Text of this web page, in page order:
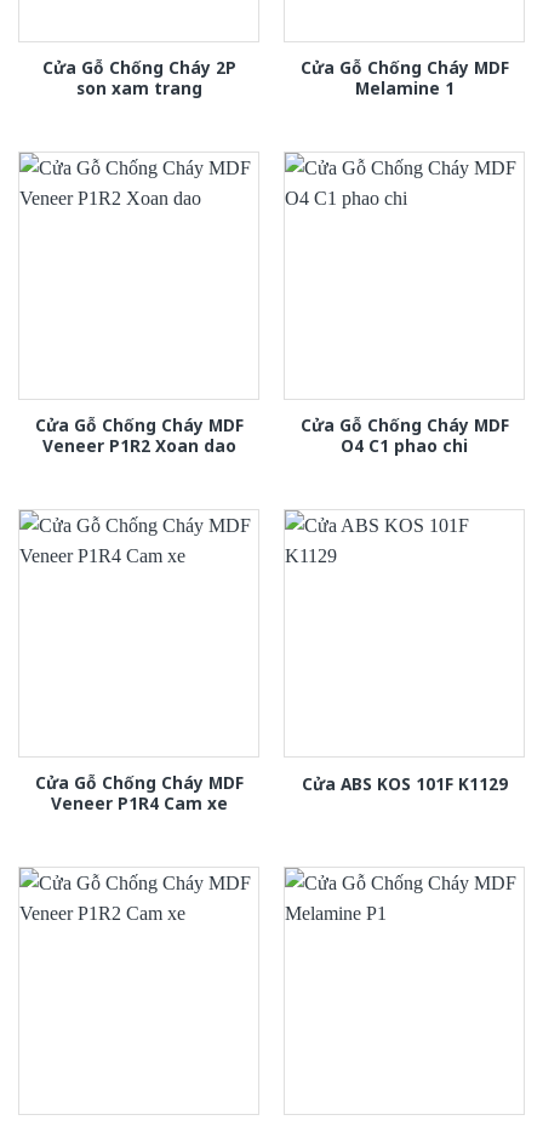
Cửa Gỗ Chống Cháy 2P
son xam trang
Cửa Gỗ Chống Cháy MDF
Melamine 1
Cửa Gỗ Chống Cháy MDF
Veneer P1R2 Xoan dao
Cửa Gỗ Chống Cháy MDF
O4 C1 phao chi
Cửa Gỗ Chống Cháy MDF
Veneer P1R4 Cam xe
Cửa ABS KOS 101F K1129